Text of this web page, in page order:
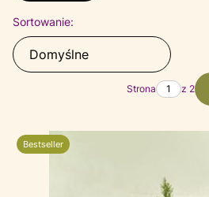
Lista produktów
Sortowanie:
Domyślne
Strona z 2
Bestseller